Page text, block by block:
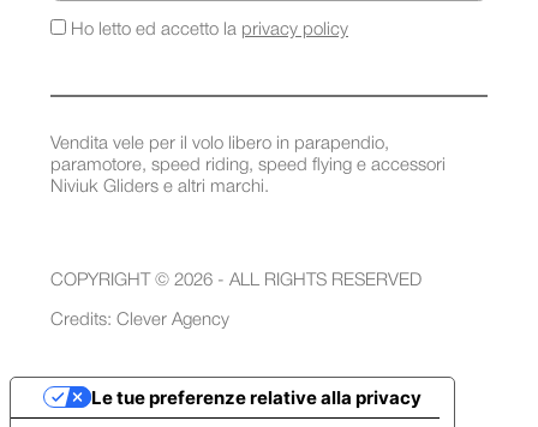
Vendita vele per il volo libero in parapendio,
paramotore, speed riding, speed flying e accessori
Niviuk Gliders e altri marchi.
Ho letto ed accetto la privacy policy
COPYRIGHT © 2026 - ALL RIGHTS RESERVED
Credits: Clever Agency
Le tue preferenze relative alla privacy